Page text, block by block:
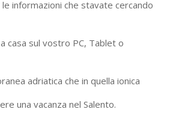
informazioni che stavate cercando
casa sul vostro PC, Tablet o
adriatica che in quella ionica
una vacanza nel Salento.